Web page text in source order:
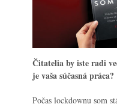
Čitatelia by iste radi
je vaša súčasná práca?
Počas lockdownu som